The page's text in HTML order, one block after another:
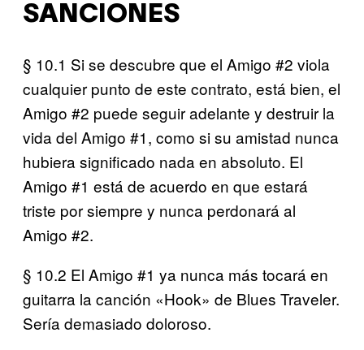
SANCIONES
§ 10.1 Si se descubre que el Amigo #2 viola
cualquier punto de este contrato, está bien, el
Amigo #2 puede seguir adelante y destruir la
vida del Amigo #1, como si su amistad nunca
hubiera significado nada en absoluto. El
Amigo #1 está de acuerdo en que estará
triste por siempre y nunca perdonará al
Amigo #2.
§ 10.2 El Amigo #1 ya nunca más tocará en
guitarra la canción «Hook» de Blues Traveler.
Sería demasiado doloroso.